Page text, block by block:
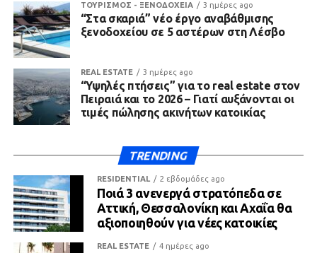
ΤΟΥΡΙΣΜΟΣ - ΞΕΝΟΔΟΧΕΙΑ 3 ημέρες ago
“Στα σκαριά” νέο έργο αναβάθμισης
ξενοδοχείου σε 5 αστέρων στη Λέσβο
REAL ESTATE 3 ημέρες ago
“Υψηλές πτήσεις” για το real estate στον
Πειραιά και το 2026 – Γιατί αυξάνονται οι
τιμές πώλησης ακινήτων κατοικίας
TRENDING
RESIDENTIAL 2 εβδομάδες ago
Ποιά 3 ανενεργά στρατόπεδα σε
Αττική, Θεσσαλονίκη και Αχαΐα θα
αξιοποιηθούν για νέες κατοικίες
REAL ESTATE 4 ημέρες ago